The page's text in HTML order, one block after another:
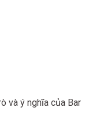
và ý nghĩa của Bar